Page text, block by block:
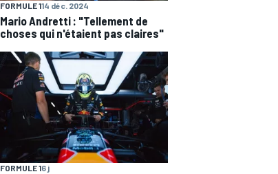
FORMULE 114 déc. 2024
Mario Andretti : "Tellement de
choses qui n'étaient pas claires"
FORMULE 16 j